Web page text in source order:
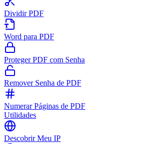
Dividir PDF
Word para PDF
Proteger PDF com Senha
Remover Senha de PDF
Numerar Páginas de PDF
Utilidades
Descobrir Meu IP